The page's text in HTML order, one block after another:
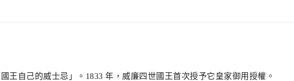
王自己的威士忌」。1833 年，威廉四世國王首次授予它皇家御用授權。